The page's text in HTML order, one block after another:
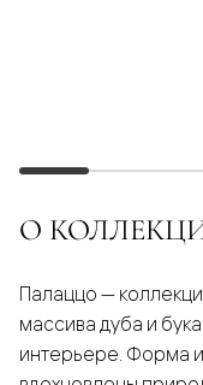
О
Палаццо —
массива дуба и
интерьере. Форма